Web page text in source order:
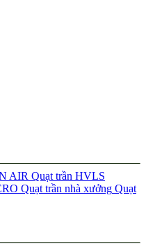
AIR Quạt trần HVLS
Quạt trần nhà xưởng Quạt